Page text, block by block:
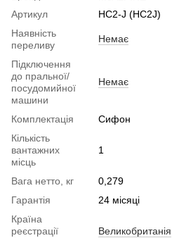
Артикул
HC2-J (HC2J)
Наявність
переливу
Немає
Підключення
до пральної/
посудомийної
машини
Немає
Комплектація
Сифон
Кількість
вантажних
місць
1
Вага нетто, кг
0,279
Гарантія
24 місяці
Країна
реєстрації
Великобританія